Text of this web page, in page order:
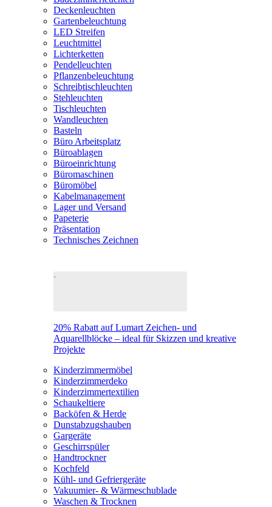
Deckenleuchten
Gartenbeleuchtung
LED Streifen
Leuchtmittel
Lichterketten
Pendelleuchten
Pflanzenbeleuchtung
Schreibtischleuchten
Stehleuchten
Tischleuchten
Wandleuchten
Basteln
Büro Arbeitsplatz
Büroablagen
Büroeinrichtung
Büromaschinen
Büromöbel
Kabelmanagement
Lager und Versand
Papeterie
Präsentation
Technisches Zeichnen
20% Rabatt auf Lumart Zeichen- und
Aquarellblöcke – ideal für Skizzen und kreative
Projekte
Kinderzimmermöbel
Kinderzimmerdeko
Kinderzimmertextilien
Schaukeltiere
Backöfen & Herde
Dunstabzugshauben
Gargeräte
Geschirrspüler
Handtrockner
Kochfeld
Kühl- und Gefriergeräte
Vakuumier- & Wärmeschublade
Waschen & Trocknen